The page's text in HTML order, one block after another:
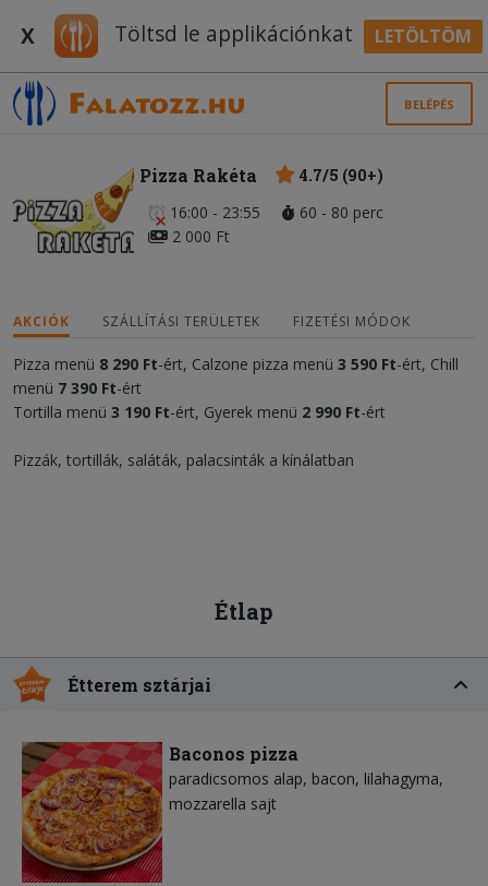
X Töltsd le applikációnkat LETÖLTÖM
BELÉPÉS
Pizza Rakéta
4.7/5 (90+)
16:00 - 23:55
60 - 80 perc
2 000 Ft
AKCIÓK SZÁLLÍTÁSI TERÜLETEK FIZETÉSI MÓDOK
Pizza menü 8 290 Ft-ért, Calzone pizza menü 3 590 Ft-ért, Chill
menü 7 390 Ft-ért
Tortilla menü 3 190 Ft-ért, Gyerek menü 2 990 Ft-ért
Pizzák, tortillák, saláták, palacsinták a kínálatban
Étlap
Étterem sztárjai
Baconos pizza
paradicsomos alap bacon lilahagyma
mozzarella sajt